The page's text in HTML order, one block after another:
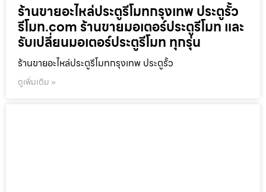
ร้านขายอะไหล่ประตูรีโมทกรุงเทพ ประตูรั้ว
รีโมท.com ร้านขายมอเตอร์ประตูรีโมท และ
รับเปลี่ยนมอเตอร์ประตูรีโมท ทุกรุ่น
ร้านขายอะไหล่ประตูรีโมทกรุงเทพ ประตูรั้ว
ดูเพิ่มเติม »